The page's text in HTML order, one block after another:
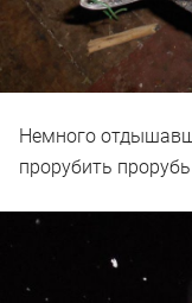
Немного
прорубить прорубь